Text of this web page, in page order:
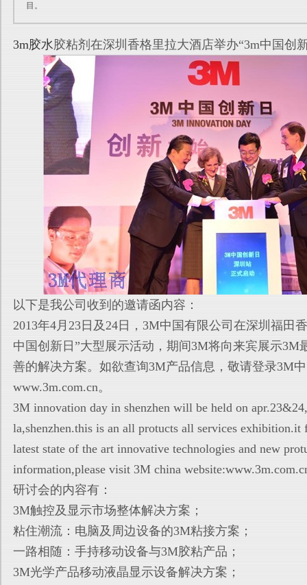
目。
3m胶水胶粘剂在深圳香格里拉大酒店举办“3m中国创
以下是我公司收到的邀请函内容：
2013年4月23日及24日，3M中国有限公司在深圳福田
中国创新日”大型展示活动，期间3M将向来宾展示3M
善的解决方案。如欲查询3M产品信息，敬请登录3M
www.3m.com.cn。
3M innovation day in shenzhen will be held on
la,shenzhen.this is an all protucts all services exhibition.it
latest state of the art innovative technologies and new
information,please visit 3M china
研讨会的内容有：
3M触控及显示市场整体解决方案；
粘住潮流：电脑及周边设备的3M粘接方案；
一路相随：手持移动设备与3M胶粘产品；
3M光学产品移动液晶显示设备解决方案；